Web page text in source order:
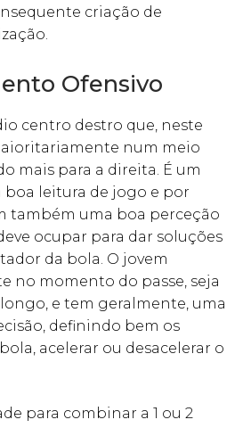
criação de
Ofensivo
centro destro que, neste
num meio
mais para a direita. É um
leitura de jogo e por
também uma boa perceção
ocupar para dar soluções
da bola. O jovem
no momento do passe, seja
e tem geralmente, uma
definindo bem os
acelerar ou desacelerar o
para combinar a 1 ou 2